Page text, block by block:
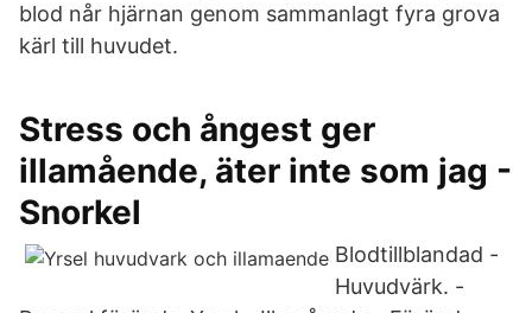
blod når hjärnan genom sammanlagt fyra grova
kärl till huvudet.
Stress och ångest ger
illamående, äter inte som jag -
Snorkel
Blodtillblandad -
Huvudvärk. -